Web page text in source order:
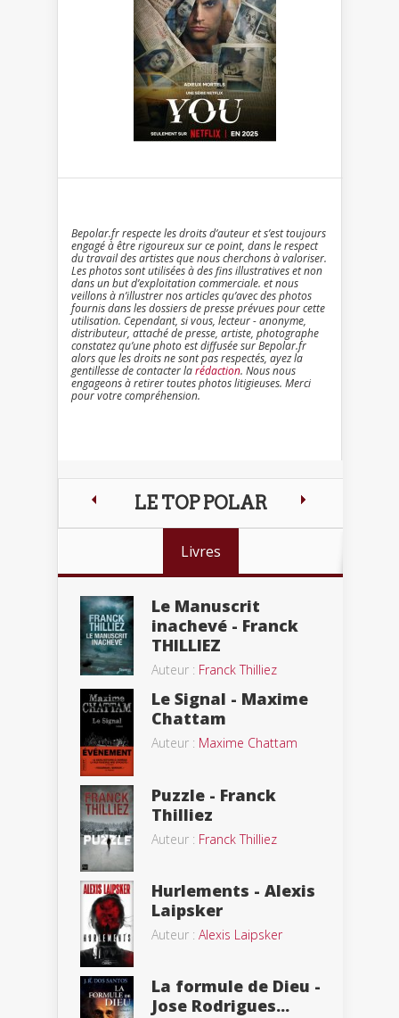
Bepolar.fr respecte les droits d’auteur et s’est toujours
engagé à être rigoureux sur ce point, dans le respect
du travail des artistes que nous cherchons à valoriser.
Les photos sont utilisées à des fins illustratives et non
dans un but d’exploitation commerciale. et nous
veillons à n’illustrer nos articles qu’avec des photos
fournis dans les dossiers de presse prévues pour cette
utilisation. Cependant, si vous, lecteur - anonyme,
distributeur, attaché de presse, artiste, photographe
constatez qu’une photo est diffusée sur Bepolar.fr
alors que les droits ne sont pas respectés, ayez la
gentillesse de contacter larédaction. Nous nous
engageons à retirer toutes photos litigieuses. Merci
pour votre compréhension.
LE TOP POLAR
Livres
Le Manuscrit
inachevé - Franck
THILLIEZ
Auteur : Franck Thilliez
Le Signal - Maxime
Chattam
Auteur : Maxime Chattam
Puzzle - Franck
Thilliez
Auteur : Franck Thilliez
Hurlements - Alexis
Laipsker
Auteur : Alexis Laipsker
La formule de Dieu -
Jose Rodrigues...